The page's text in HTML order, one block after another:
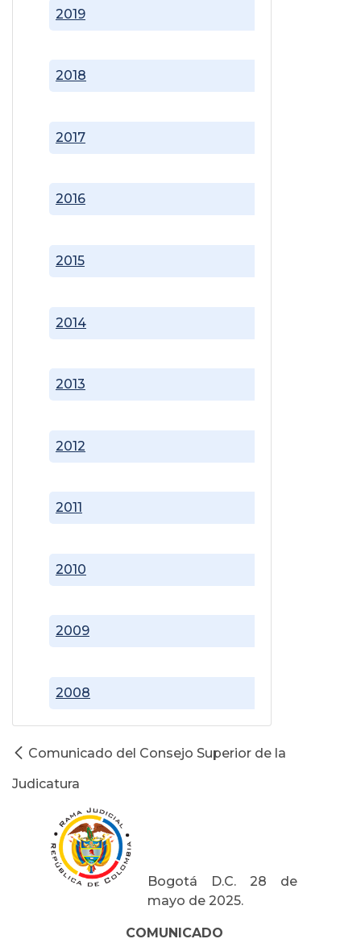
2008
2009
2010
2011
2012
2013
2014
2015
2016
2017
2018
2019
Comunicado del Consejo Superior de la
Judicatura
Bogotá D.C. 28 de
mayo de 2025.
COMUNICADO